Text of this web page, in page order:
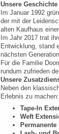
Unsere Geschichte
Im Januar 1992
der mit der
alten Kaufhaus
Im Jahr 2017 trat
Entwicklung, stand
nächsten
Für die Familie
rundum zufrieden
Unsere
Neben den
Erlebnis zu machen:
Tape-In
Weft
Permanente